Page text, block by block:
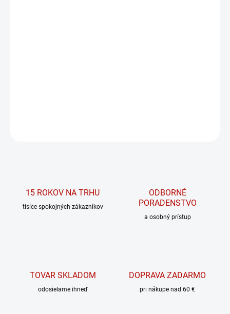
15 ROKOV NA TRHU
tisíce spokojných zákazníkov
ODBORNÉ
PORADENSTVO
a osobný prístup
TOVAR SKLADOM
odosielame ihneď
DOPRAVA ZADARMO
pri nákupe nad 60 €